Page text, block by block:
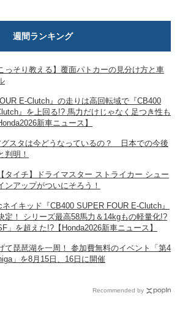
週間ランキング
っそり教える】覆面パトカーの見分け方と車
E-Clutch』の走りは高回転域で『CB400
』を上回る!? 馬力だけじゃなく足つき性も
新車ニュース】
グスタは今どうなっているの？ 日本での今後
判明！
タイチ】ドライマスター ストライカー シュー
ンアップがついにそろう！
ネイキッド『CB400 SUPER FOUR E-Clutch』
定！ シリーズ最高58馬力＆14kgもの軽量化!?
」を超えた!?【Honda2026新車ニュース】
て琵琶湖を一周！ 参加費無料のイベント「第4
」を8月15日、16日に開催
Recommended by